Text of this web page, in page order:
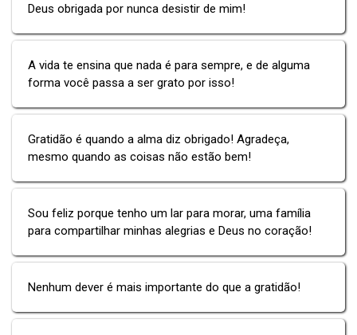
Deus obrigada por nunca desistir de mim!
A vida te ensina que nada é para sempre, e de alguma
forma você passa a ser grato por isso!
Gratidão é quando a alma diz obrigado! Agradeça,
mesmo quando as coisas não estão bem!
Sou feliz porque tenho um lar para morar, uma família
para compartilhar minhas alegrias e Deus no coração!
Nenhum dever é mais importante do que a gratidão!